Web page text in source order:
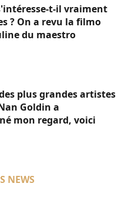
t-il vraiment
? On a revu la filmo
du maestro
des plus grandes artistes
Goldin a
mon regard, voici
NEWS